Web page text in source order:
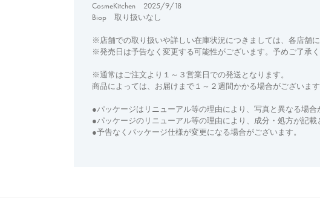
CosmeKitchen 2025/9/18
Biop 取り扱いなし
※店舗での取り扱いや詳しい在庫状況につきましては、各店舗に
※発売日は予告なく変更する可能性がございます。予めご了承く
※通常はご注文より１～３営業日での発送となります。
商品によっては、お届けまで１～２週間かかる場合がございま
●パッケージはリニューアル等の理由により、写真と異なる場合
●パッケージのリニューアル等の理由により、成分・処方が記載
●予告なくパッケージ仕様が変更になる場合がございます。